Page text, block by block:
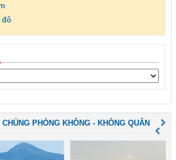
đô
PHÒNG KHÔNG - KHÔNG QUÂN